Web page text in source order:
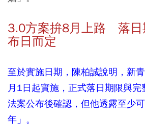
3.0方案拚8月上路 落日
布日而定
至於實施日期，陳柏誠說明，新
月1日起實施，正式落日期限與
法案公布後確認，但他透露至少
年」。